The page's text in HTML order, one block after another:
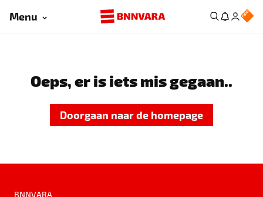
Menu
Oeps, er is iets mis gegaan..
Doorgaan naar de homepage
BNNVARA